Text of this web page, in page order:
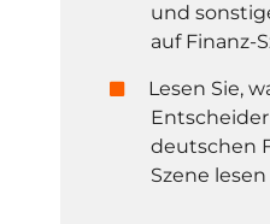
und
auf Finanz-
Lesen Sie,
deutschen
Szene lesen